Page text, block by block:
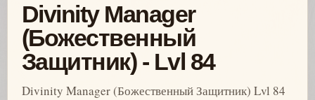
Divinity Manager
(Божественный
Защитник) - Lvl 84
Divinity Manager (Божественный Защитник) Lvl 84